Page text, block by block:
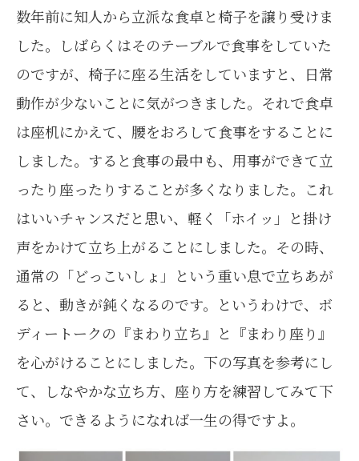
数年前に知人から立派な食卓と椅子を譲り受けま
した。しばらくはそのテーブルで食事をしていた
のですが、椅子に座る生活をしていますと、日常
動作が少ないことに気がつきました。それで食卓
は座机にかえて、腰をおろして食事をすることに
しました。すると食事の最中も、用事ができて立
ったり座ったりすることが多くなりました。これ
はいいチャンスだと思い、軽く「ホイッ」と掛け
声をかけて立ち上がることにしました。その時、
通常の「どっこいしょ」という重い息で立ちあが
ると、動きが鈍くなるのです。というわけで、ボ
ディートークの『まわり立ち』と『まわり座り』
を心がけることにしました。下の写真を参考にし
て、しなやかな立ち方、座り方を練習してみて下
さい。できるようになれば一生の得ですよ。